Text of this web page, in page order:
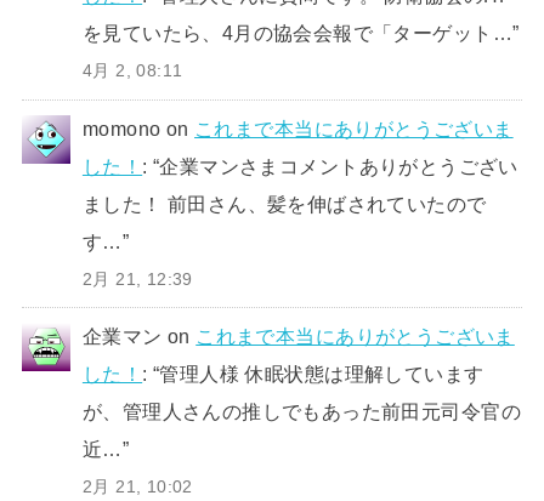
を見ていたら、4月の協会会報で「ターゲット…”
4月 2, 08:11
momono on これまで本当にありがとうございま
した！ : “企業マンさまコメントありがとうござい
ました！ 前田さん、髪を伸ばされていたので
す…”
2月 21, 12:39
企業マン on これまで本当にありがとうございま
した！ : “管理人様 休眠状態は理解しています
が、管理人さんの推しでもあった前田元司令官の
近…”
2月 21, 10:02